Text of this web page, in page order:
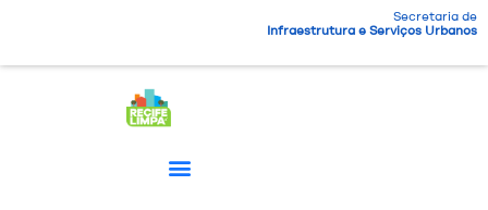
Secretaria de
Infraestrutura e Serviços Urbanos